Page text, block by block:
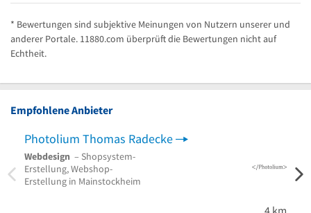
* Bewertungen sind subjektive Meinungen von Nutzern unserer und
anderer Portale. 11880.com überprüft die Bewertungen nicht auf
Echtheit.
Empfohlene Anbieter
Photolium Thomas Radecke
Webdesign – Shopsystem-
Erstellung, Webshop-
Erstellung in Mainstockheim